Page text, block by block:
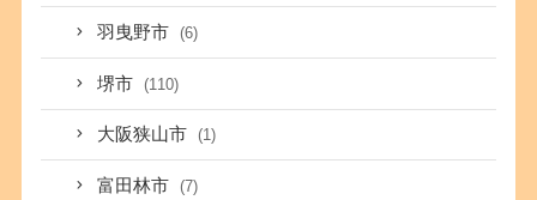
羽曳野市 (6)
堺市 (110)
大阪狭山市 (1)
富田林市 (7)